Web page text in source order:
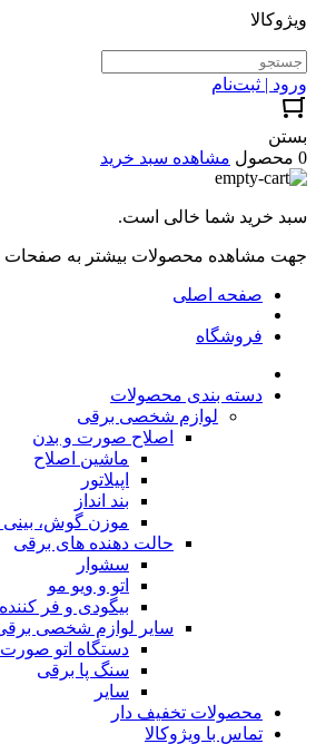
ویژوکالا
ورود | ثبت‌نام
بستن
0 محصول
مشاهده سبد خرید
سبد خرید شما خالی است.
جهت مشاهده محصولات بیشتر به صفحات
صفحه اصلی
فروشگاه
دسته بندی محصولات
لوازم شخصی برقی
اصلاح صورت و بدن
ماشین اصلاح
اپیلاتور
بند انداز
موزن گوش، بینی
حالت دهنده های برقی
سشوار
اتو و ویو مو
بیگودی و فر
سایر لوازم شخصی
دستگاه اتو صورت
سنگ پا برقی
سایر
محصولات تخفیف دار
تماس با ویژوکالا